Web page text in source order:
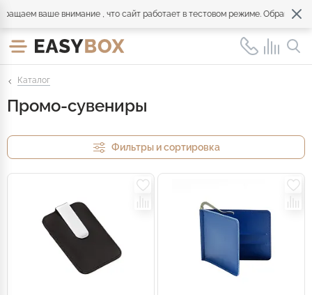
ваше внимание , что сайт работает в тестовом режиме. Обращайтесь по
Каталог
Промо-сувениры
Фильтры и сортировка